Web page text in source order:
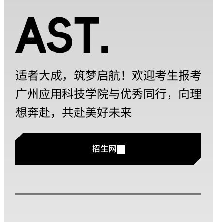
适者大成，筑梦启航！欢迎考生报考
广州应用科技学院与优秀同行，向理
想奔赴，共赴美好未来
招生网